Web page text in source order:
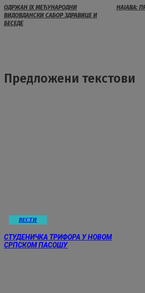
ОДРЖАН IX МЕЂУНАРОДНИ
ВИДОВДАНСКИ САБОР ЗДРАВИЦЕ И
БЕСЕДЕ
НАЈАВА:
Предложени текстови
ВЕСТИ
СТУДЕНИЧКА ТРИФОРА У НОВОМ
СРПСКОМ ПАСОШУ